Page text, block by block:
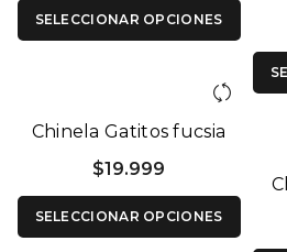
SELECCIONAR OPCIONES
Chinela Gatitos fucsia
$19.999
SELECCIONAR OPCIONES